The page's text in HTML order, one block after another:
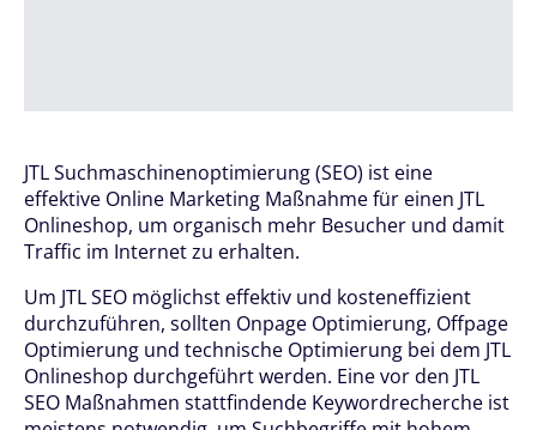
JTL Suchmaschinenoptimierung (SEO) ist eine
effektive Online Marketing Maßnahme für einen JTL
Onlineshop, um organisch mehr Besucher und damit
Traffic im Internet zu erhalten.
Um JTL SEO möglichst effektiv und kosteneffizient
durchzuführen, sollten Onpage Optimierung, Offpage
Optimierung und technische Optimierung bei dem JTL
Onlineshop durchgeführt werden. Eine vor den JTL
SEO Maßnahmen stattfindende Keywordrecherche ist